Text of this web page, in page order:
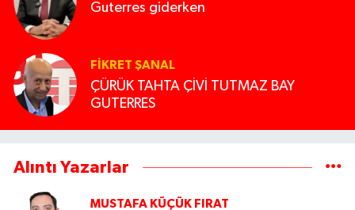
Guterres giderken
FIKRET ŞANAL
ÇÜRÜK TAHTA ÇİVİ TUTMAZ BAY
GUTERRES
Alıntı Yazarlar
MUSTAFA KÜÇÜK FIRAT